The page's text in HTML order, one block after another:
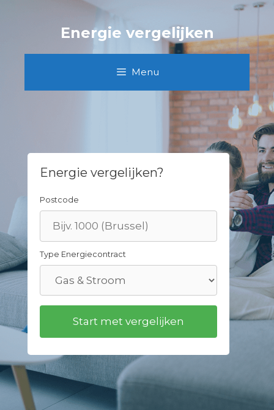
Energie vergelijken
Menu
Energie vergelijken?
Postcode
Type Energiecontract